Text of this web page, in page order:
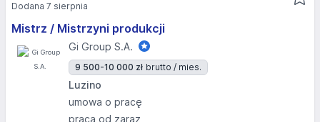
Mistrz / Mistrzyni produkcji
Gi Group S.A.
9 500-10 000 zł brutto / mies.
Luzino
umowa o pracę
praca od zaraz
Dodana 7 sierpnia